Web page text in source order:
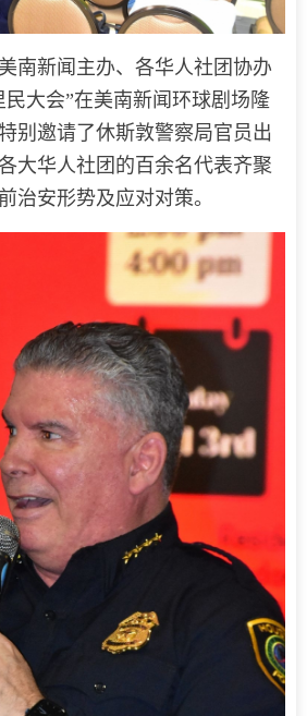
南新闻主办、各华人社团协办
民大会”在美南新闻环球剧场隆
别邀请了休斯敦警察局官员出
大华人社团的百余名代表齐聚
治安形势及应对对策。